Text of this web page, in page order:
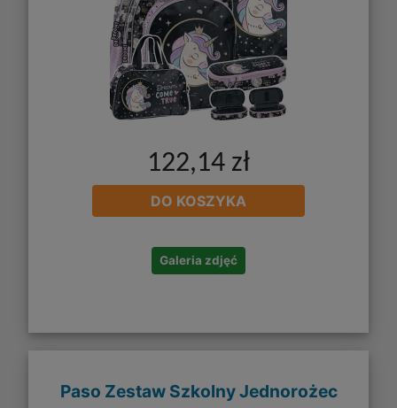
122,14 zł
DO KOSZYKA
Galeria zdjęć
Paso Zestaw Szkolny Jednorożec